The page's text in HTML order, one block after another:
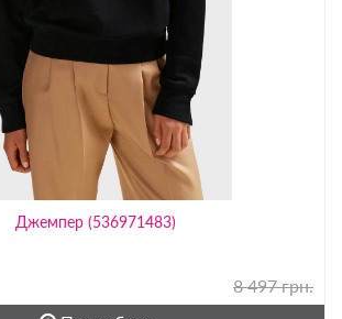
Джемпер (536971483)
8 497 грн.